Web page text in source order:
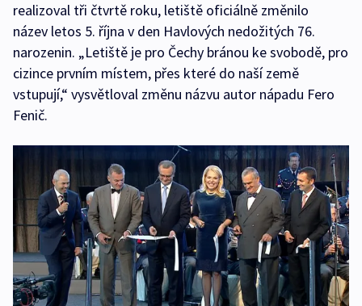
realizoval tři čtvrtě roku, letiště oficiálně změnilo
název letos 5. října v den Havlových nedožitých 76.
narozenin. „Letiště je pro Čechy bránou ke svobodě, pro
cizince prvním místem, přes které do naší země
vstupují,“ vysvětloval změnu názvu autor nápadu Fero
Fenič.